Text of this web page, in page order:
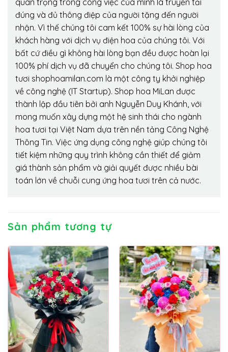
đúng và đủ thông điệp của người tặng đến người
nhận. Vì thế chúng tôi cam kết 100% sự hài lòng của
khách hàng với dịch vụ điện hoa của chúng tôi. Với
bất cứ điều gì không hài lòng bạn đều được hoàn lại
100% phí dịch vụ đã chuyển cho chúng tôi. Shop hoa
tươi shophoamilan.com là một công ty khởi nghiệp
về công nghệ (IT Startup). Shop hoa MiLan được
thành lập đầu tiên bởi anh Nguyễn Duy Khánh, với
mong muốn xây dựng một hệ sinh thái cho ngành
hoa tươi tại Việt Nam dựa trên nền tảng Công Nghệ
Thông Tin. Việc ứng dụng công nghệ giúp chúng tôi
tiết kiệm những quy trình không cần thiết để giảm
giá thành sản phẩm và giải quyết được nhiều bài
toán lớn về chuỗi cung ứng hoa tươi trên cả nước.
Sản phẩm tương tự